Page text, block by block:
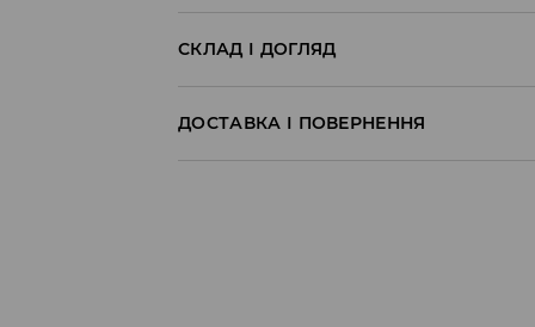
СКЛАД І ДОГЛЯД
ДОСТАВКА І ПОВЕРНЕННЯ